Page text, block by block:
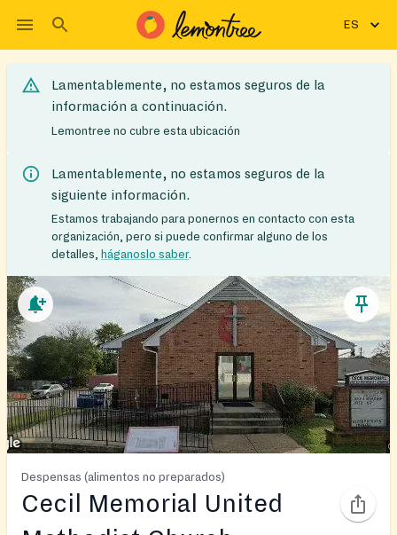
ES
Lamentablemente, no estamos seguros de la
información a continuación.
Lemontree no cubre esta ubicación
Lamentablemente, no estamos seguros de la
siguiente información.
Estamos trabajando para ponernos en contacto con esta
organización, pero si puede confirmar alguno de los
detalles, háganoslo saber.
Despensas (alimentos no preparados)
Cecil Memorial United